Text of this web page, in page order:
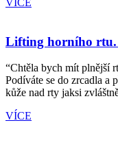
VÍCE
Lifting horního
“Chtěla bych mít plnější
Podíváte se do zrcadla a
kůže nad rty jaksi
VÍCE